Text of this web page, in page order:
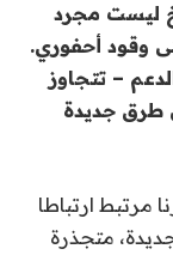
ليست مجرد
وقود أحفوري.
– تتجاوز
طرق جديدة
مرتبط ارتباطا
متجذرة